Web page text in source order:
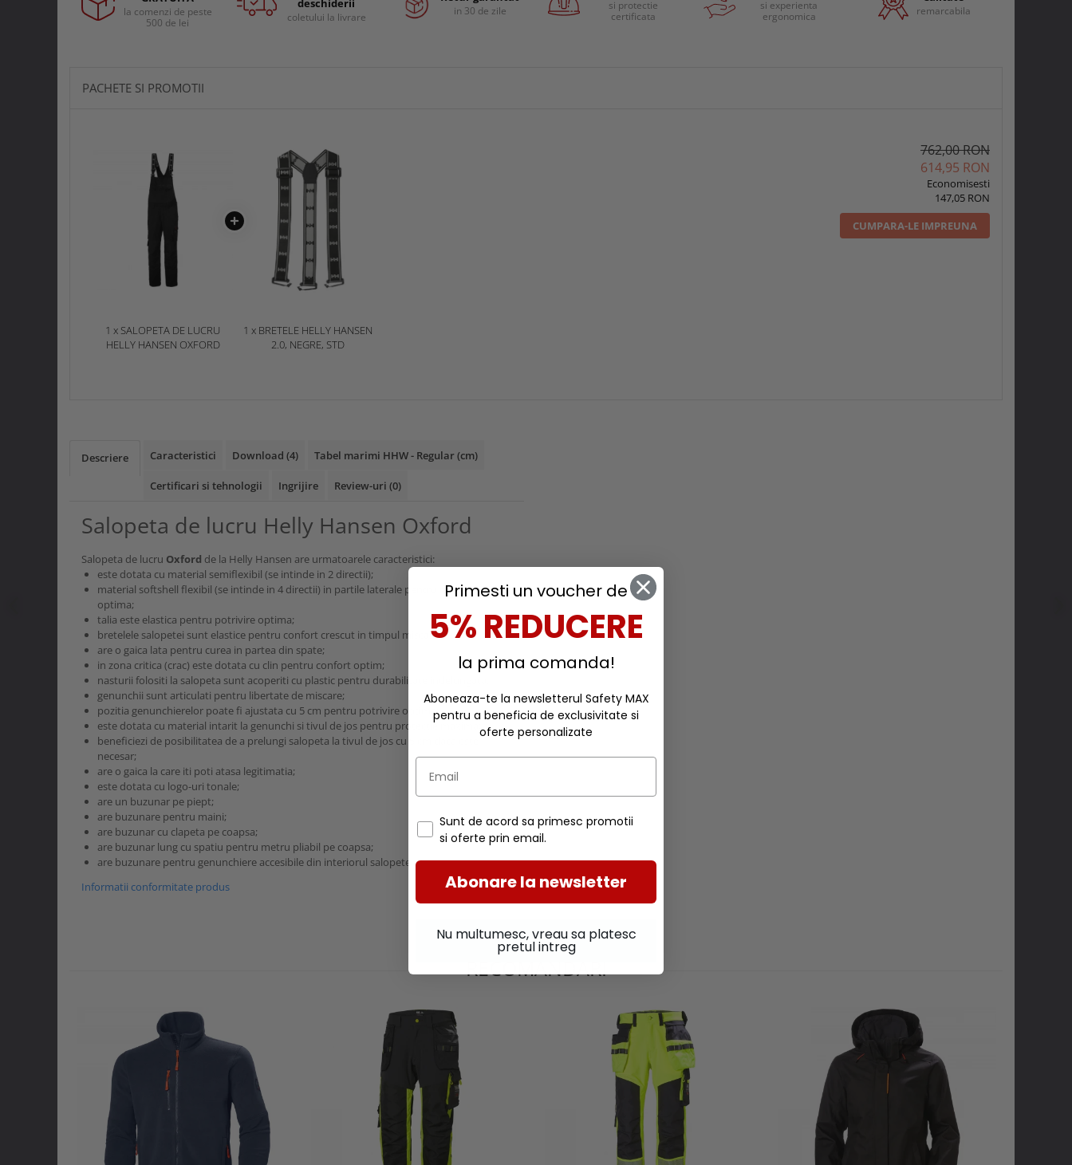
Genti si trolere
Echipamente trimeri ongloane
Casti si antifoane protectie
Menghine si prese
la comenzi de peste
500 de lei
deschiderii
coletului la livrare in 30 de zile
si protectie
certificata
si experienta
ergonomica
remarcabila
PACHETE SI PROMOTII
1 x SALOPETA DE LUCRU
HELLY HANSEN OXFORD
1 x BRETELE HELLY HANSEN
2.0, NEGRE, STD
762,00 RON
614,95 RON
Economisesti
147,05 RON
CUMPARA-LE IMPREUNA
Descriere Caracteristici Download (4) Tabel marimi HHW - Regular (cm)
Certificari si tehnologii Ingrijire Review-uri (0)
Salopeta de lucru Helly Hansen Oxford
Salopeta de lucru Oxford de la Helly Hansen are urmatoarele caracteristici:
este dotata cu material semiflexibil (se intinde in 2 directii);
material softshell flexibil (se intinde in 4 directii) in partile laterale pentru mobilitate
optima;
talia este elastica pentru potrivire optima;
bretelele salopetei sunt elastice pentru confort crescut in timpul miscarii;
are o gaica lata pentru curea in partea din spate;
in zona critica (crac) este dotata cu clin pentru confort optim;
nasturii folositi la salopeta sunt acoperiti cu plastic pentru durabilitate indelungata;
genunchii sunt articulati pentru libertate de miscare;
pozitia genunchierelor poate fi ajustata cu 5 cm pentru potrivire optima;
este dotata cu material intarit la genunchi si tivul de jos pentru protectie maxima;
beneficiezi de posibilitatea de a prelungi salopeta la tivul de jos cu 5 cm daca este
necesar;
are o gaica la care iti poti atasa legitimatia;
este dotata cu logo-uri tonale;
are un buzunar pe piept;
are buzunare pentru maini;
are buzunar cu clapeta pe coapsa;
are buzunar lung cu spatiu pentru metru pliabil pe coapsa;
are buzunare pentru genunchiere accesibile din interiorul salopetei.
Informatii conformitate produs
RECOMANDARI
Primesti un voucher de
5% REDUCERE
la prima comanda!
Aboneaza-te la newsletterul Safety MAX
pentru a beneficia de exclusivitate si
oferte personalizate
Sunt de acord sa primesc promotii
si oferte prin email.
Abonare la newsletter
Nu multumesc, vreau sa platesc
pretul intreg